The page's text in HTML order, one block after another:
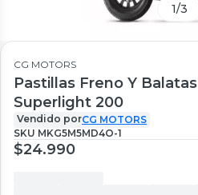
1/3
CG MOTORS
Pastillas Freno Y
Superlight 200
Vendido porCG MOTORS
SKU MKG5M5MD4O-1
$24.990